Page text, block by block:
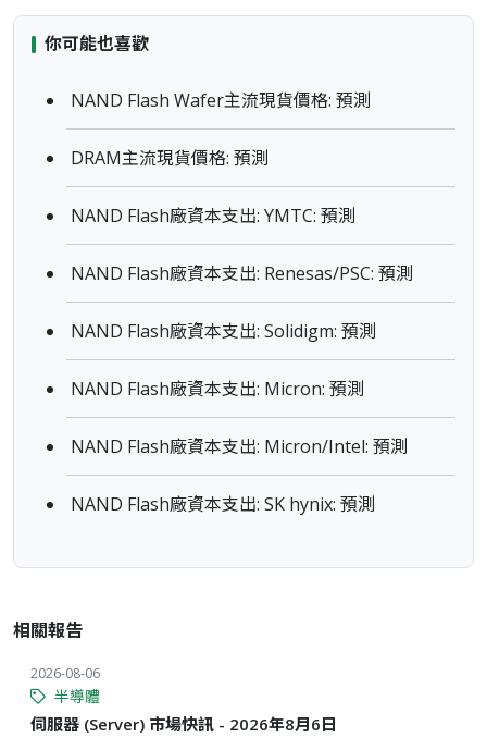
你可能也喜歡
NAND Flash Wafer主流現貨價格: 預測
DRAM主流現貨價格: 預測
NAND Flash廠資本支出: YMTC: 預測
NAND Flash廠資本支出: Renesas/PSC: 預測
NAND Flash廠資本支出: Solidigm: 預測
NAND Flash廠資本支出: Micron: 預測
NAND Flash廠資本支出: Micron/Intel: 預測
NAND Flash廠資本支出: SK hynix: 預測
相關報告
2026-08-06
半導體
伺服器 (Server) 市場快訊 - 2026年8月6日